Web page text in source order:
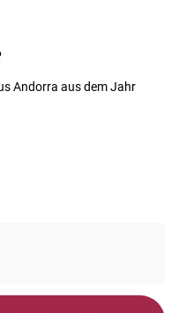
Andorra aus dem Jahr